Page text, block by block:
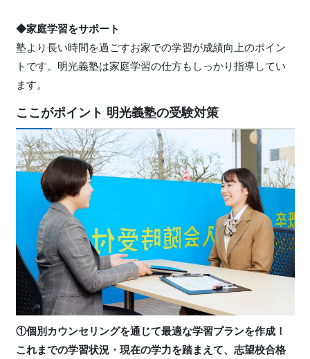
◆家庭学習をサポート
塾より長い時間を過ごすお家での学習が成績向上のポイン
トです。明光義塾は家庭学習の仕方もしっかり指導してい
ます。
ここがポイント 明光義塾の受験対策
①個別カウンセリングを通じて最適な学習プランを作成！
これまでの学習状況・現在の学力を踏まえて、志望校合格